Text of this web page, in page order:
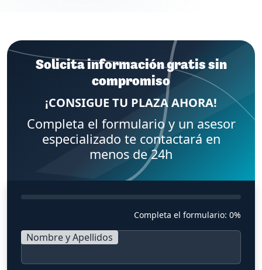
Solicita información gratis sin
compromiso
¡CONSIGUE TU PLAZA AHORA!
Completa el formulario y un asesor
especializado te contactará en
menos de 24h
Completa el formulario: 0%
Nombre y Apellidos